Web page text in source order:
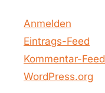
Anmelden
Eintrags-Feed
Kommentar-Feed
WordPress.org